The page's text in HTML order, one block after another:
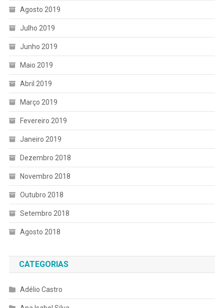
Agosto 2019
Julho 2019
Junho 2019
Maio 2019
Abril 2019
Março 2019
Fevereiro 2019
Janeiro 2019
Dezembro 2018
Novembro 2018
Outubro 2018
Setembro 2018
Agosto 2018
CATEGORIAS
Adélio Castro